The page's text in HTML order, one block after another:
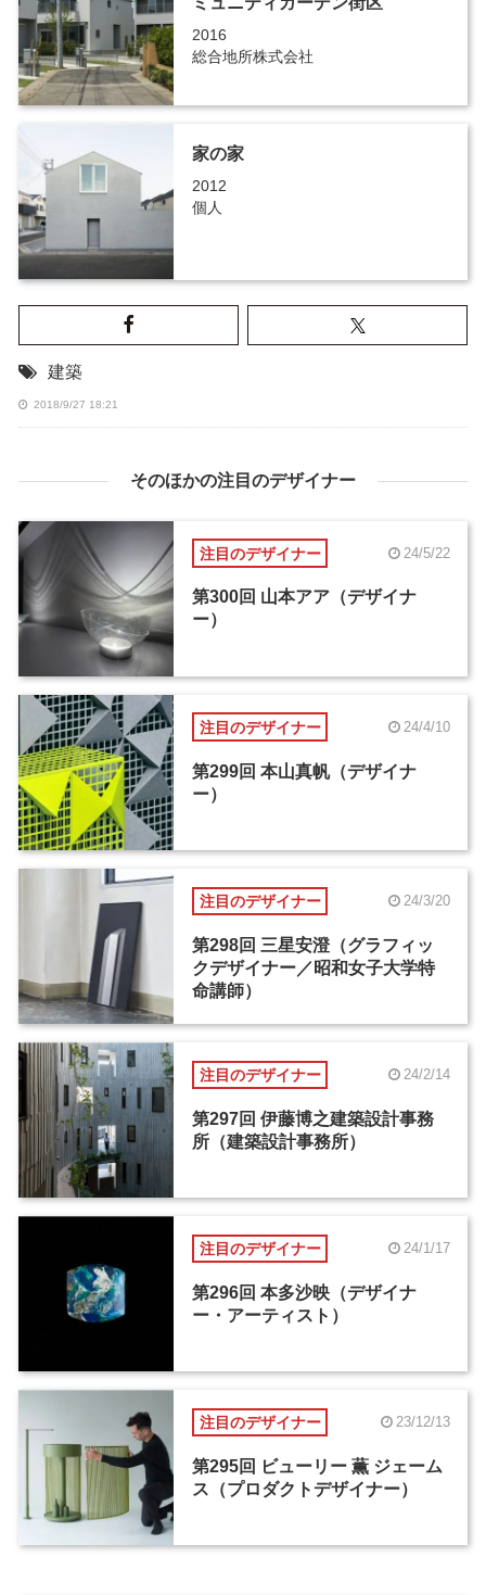
2016
総合地所株式会社
家の家
2012
個人
建築
2018/9/27 18:21
そのほかの注目のデザイナー
注目のデザイナー 24/5/22
第300回 山本アア（デザイナ
ー）
注目のデザイナー 24/4/10
第299回 本山真帆（デザイナ
ー）
注目のデザイナー 24/3/20
第298回 三星安澄（グラフィッ
クデザイナー／昭和女子大学特
命講師）
注目のデザイナー 24/2/14
第297回 伊藤博之建築設計事務
所（建築設計事務所）
注目のデザイナー 24/1/17
第296回 本多沙映（デザイナ
ー・アーティスト）
注目のデザイナー 23/12/13
第295回 ビューリー 薫 ジェーム
ス（プロダクトデザイナー）